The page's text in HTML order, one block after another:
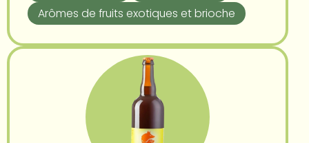
Arômes de fruits exotiques et brioche